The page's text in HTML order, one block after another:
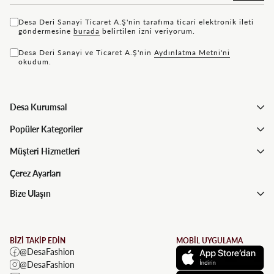
Desa Deri Sanayi Ticaret A.Ş'nin tarafıma ticari elektronik ileti
göndermesine bu rada belirtilen izni veriyorum.
Desa Deri Sanayi ve Ticaret A.Ş'nin Aydınlatma Metni'ni
okudum.
Desa Kurumsal
Popüler Kategoriler
Müşteri Hizmetleri
Çerez Ayarları
Bize Ulaşın
BİZİ TAKİP EDİN
@DesaFashion
@DesaFashion
MOBİL UYGULAMA